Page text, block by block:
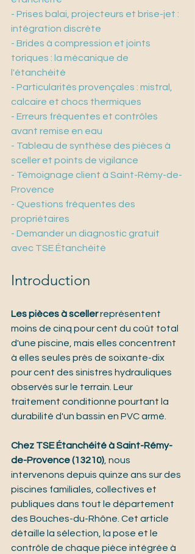
- Prises balai, projecteurs et brise-jet :
intégration discrète
- Brides à compression et joints
toriques : la mécanique de
l'étanchéité
- Particularités provençales : mistral,
calcaire et chocs thermiques
- Erreurs fréquentes et contrôles
avant remise en eau
- Tableau de synthèse des pièces à
sceller et points de vigilance
- Témoignage client à Saint-Rémy-de-
Provence
- Questions fréquentes des
propriétaires
- Demander un diagnostic gratuit
avec TSE Étanchéité
Introduction
Les pièces à sceller représentent
moins de cinq pour cent du coût total
d'une piscine, mais elles concentrent
à elles seules près de soixante-dix
pour cent des sinistres hydrauliques
observés sur le terrain. Leur
traitement conditionne pourtant la
durabilité d'un bassin en PVC armé.
Chez TSE Étanchéité à Saint-Rémy-
de-Provence (13210), nous
intervenons depuis quinze ans sur des
piscines familiales, collectives et
publiques dans tout le département
des Bouches-du-Rhône. Cet article
détaille la sélection, la pose et le
contrôle de chaque pièce intégrée à